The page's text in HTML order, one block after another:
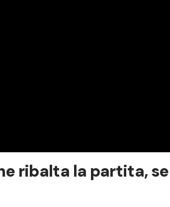
ribalta la partita,